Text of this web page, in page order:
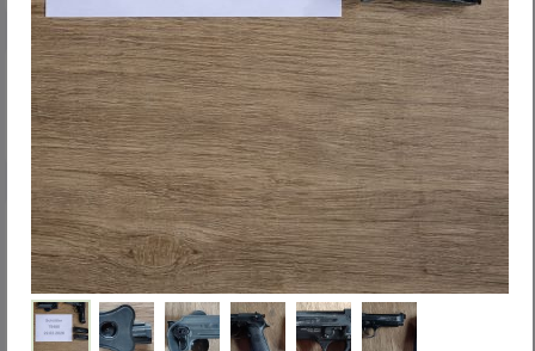
abonnieren
Sebastian Schütte
(9 Posts)
vor 5 Monaten
verkauf inkl. Holster